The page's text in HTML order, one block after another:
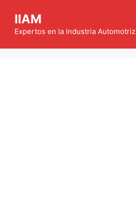
contenido
IIAM
Expertos en la Industria Automotriz